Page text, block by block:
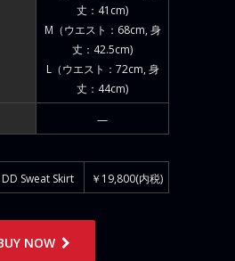
丈：41cm)
M（ウエスト：68cm, 身
丈：42.5cm)
L（ウエスト：72cm, 身
丈：44cm)
—
Sweat Skirt ￥19,800(内税)
NOW